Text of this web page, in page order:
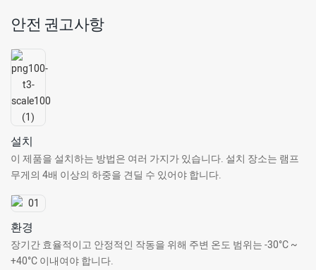
안전 권고사항
설치
이 제품을 설치하는 방법은 여러 가지가 있습니다. 설치 장소는 램프
무게의 4배 이상의 하중을 견딜 수 있어야 합니다.
환경
장기간 효율적이고 안정적인 작동을 위해 주변 온도 범위는 -30°C ~
+40°C 이내여야 합니다.